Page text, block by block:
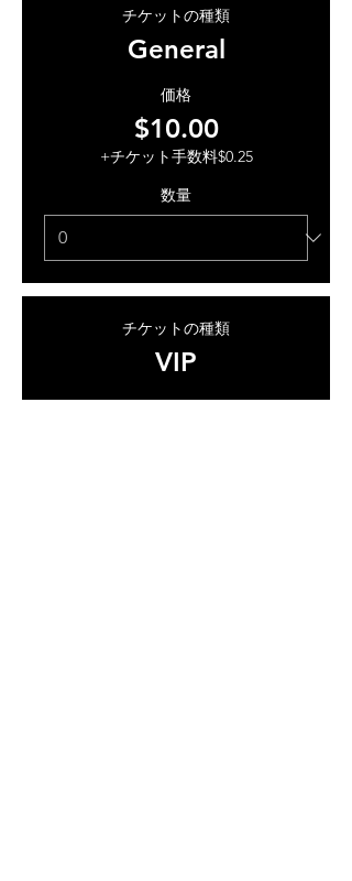
チケットの種類
General
価格
$10.00
+チケット手数料$0.25
数量
チケットの種類
VIP